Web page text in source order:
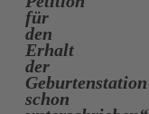
für
den
Erhalt
der
Geburtenstation
schon